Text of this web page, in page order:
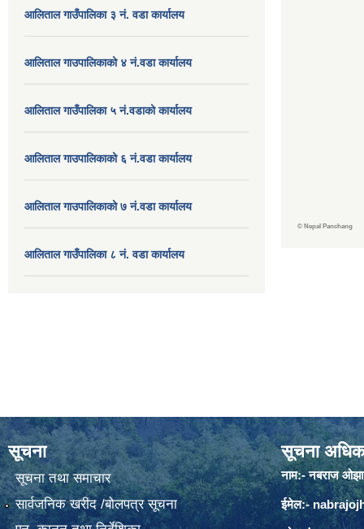
आलिताल गाउँपालिका ३ नं. वडा कार्यालय
आलिताल गाउपालिकाको ४ नं.वडा कार्यालय
आलिताल गाउँपालिका ५ नं.वडाको कार्यालय
आलिताल गाउपालिकाको ६ नं.वडा कार्यालय
आलिताल गाउपालिकाको ७ नं.वडा कार्यालय
आलिताल गाउँपालिका ८ नं. वडा कार्यालय
© Nepal Panchang
सूचना
सूचना तथा समाचार
सार्वजनिक खरीद /बोलपत्र सूचना
सूचना
नाम:- नबराज ओझा
ईमेल:-